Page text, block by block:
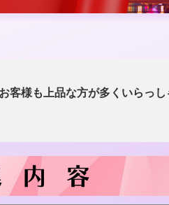
客様も上品な方が多くいらっ